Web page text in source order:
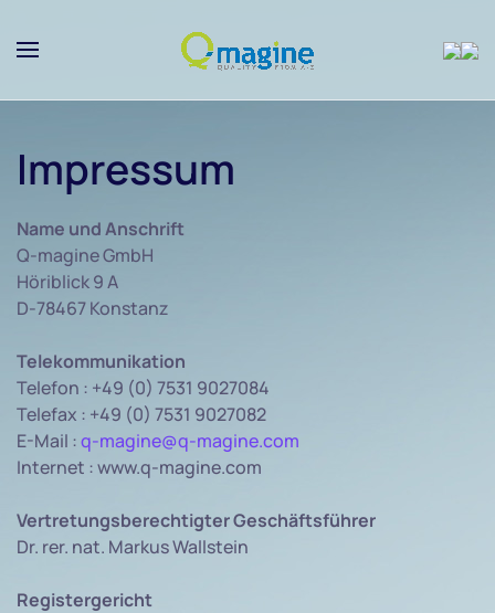
Skip to main content
Impressum
Name und Anschrift
Q-magine GmbH
Höriblick 9 A
D-78467 Konstanz
Telekommunikation
Telefon : +49 (0) 7531 9027084
Telefax : +49 (0) 7531 9027082
E-Mail :q-magine@q-magine.com
Internet : www.q-magine.com
Vertretungsberechtigter Geschäftsführer
Dr. rer. nat. Markus Wallstein
Registergericht